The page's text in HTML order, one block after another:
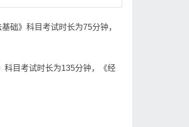
础》科目考试时长为75分钟，
科目考试时长为135分钟，《经